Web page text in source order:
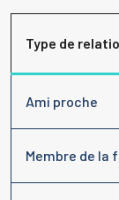
Type de
Ami proche
Membre de la